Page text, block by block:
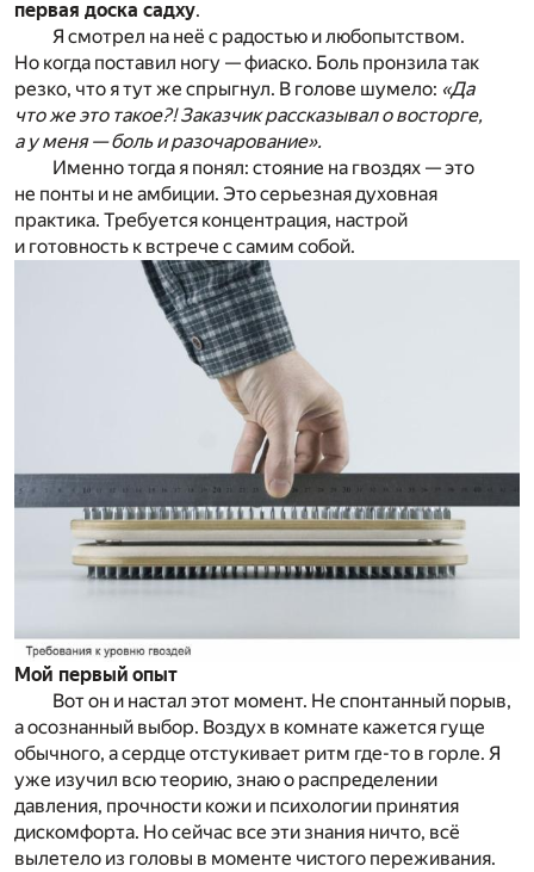
первая доска садху.
Я смотрел на неё с радостью и любопытством.
Но когда поставил ногу — фиаско. Боль пронзила так
резко, что я тут же спрыгнул. В голове шумело: «Да
что же это такое?! Заказчик рассказывал о восторге,
а у меня — боль и разочарование».
Именно тогда я понял: стояние на гвоздях — это
не понты и не амбиции. Это серьезная духовная
практика. Требуется концентрация, настрой
и готовность к встрече с самим собой.
Мой первый опыт
Вот он и настал этот момент. Не спонтанный порыв,
а осознанный выбор. Воздух в комнате кажется гуще
обычного, а сердце отстукивает ритм где-то в горле. Я
уже изучил всю теорию, знаю о распределении
давления, прочности кожи и психологии принятия
дискомфорта. Но сейчас все эти знания ничто, всё
вылетело из головы в моменте чистого переживания.